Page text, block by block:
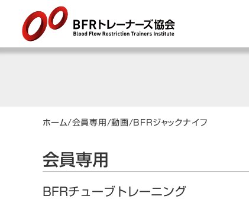
ホーム/会員専用/動画/BFRジャックナイフ
会員専用
BFRチューブトレーニング